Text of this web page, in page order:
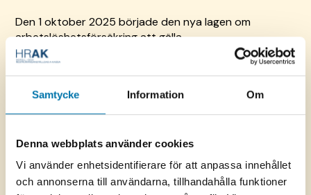
Samtycke Information Om
Denna webbplats använder cookies
Vi använder enhetsidentifierare för att anpassa innehållet
och annonserna till användarna, tillhandahålla funktioner
Den 1 oktober 2025 började den nya lagen om
arbetslöshetsförsäkring att gälla.
Du som redan hade en pågående ersättningsperiod vid
Läs mer om de tidigare reglerna
Du omfattas av de nya reglerna om ett beslut om en
ny ersättningsperiod har fattats den 1 oktober 2025
eller senare.